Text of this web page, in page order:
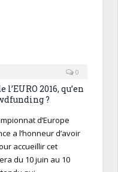
0
l’EURO 2016, qu’en
?
d’Europe
a l’honneur d’avoir
accueillir cet
du 10 juin au 10